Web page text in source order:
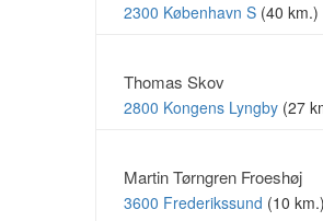
2300 København S (40 km.)
Thomas Skov
2800 Kongens Lyngby (27
Martin Tørngren Froeshøj
3600 Frederikssund (10 km.)